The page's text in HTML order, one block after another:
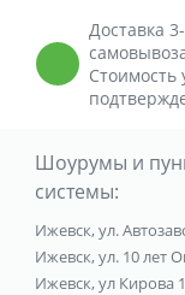
Доставка
Шоурумы и
системы:
Ижевск, ул.
Ижевск, ул. 10 лет
Ижевск, ул Кирова